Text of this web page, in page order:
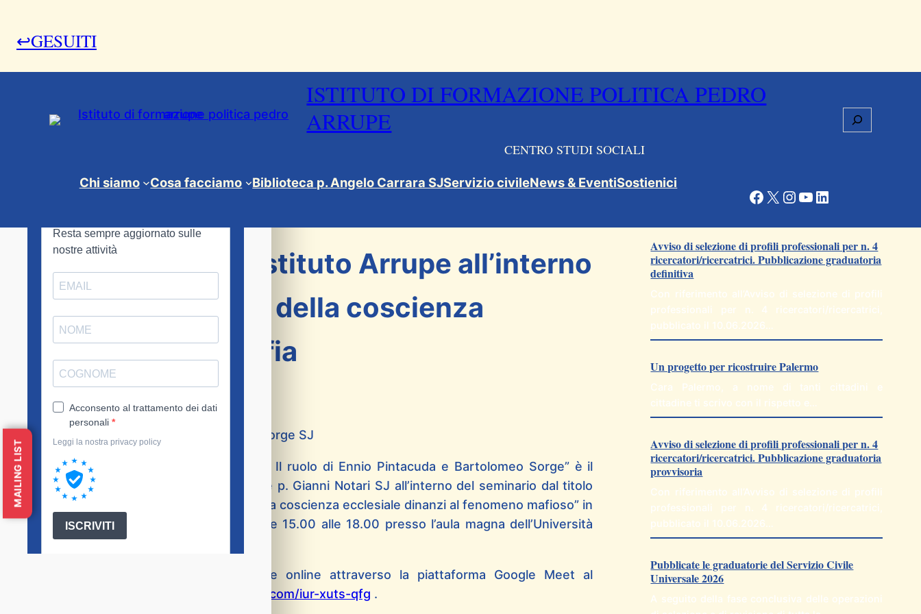
↩GESUITI
ISTITUTO DI FORMAZIONE POLITICA PEDRO
ARRUPE
CENTRO STUDI SOCIALI
Cerca
Chi siamo Cosa facciamo Biblioteca p. Angelo Carrara SJServizio civileNews & EventiSostienici
Facebook X Instagram YouTube LinkedIn
21 Marzo 2022
Il contributo dell’Istituto Arrupe all’interno
della maturazione della coscienza
ecclesiale antimafia
p. Ennio Pintacuda SJ e p. Bartolomeo Sorge SJ
“Il contributo dell’Istituto Pedro Arrupe. Il ruolo di Ennio Pintacuda e Bartolomeo Sorge” è il
titolo dell’intervento del nostro direttore p. Gianni Notari SJ all’interno del seminario dal titolo
“Le Chiese di Sicilia e la maturazione della coscienza ecclesiale dinanzi al fenomeno mafioso” in
programma giovedì 24 marzo 2022 dalle 15.00 alle 18.00 presso l’aula magna dell’Università
LUMSA di Palermo.
Sarà possibile seguire l’incontro anche online attraverso la piattaforma Google Meet al
https://meet.google.com/iur-xuts-qfg .
Avviso di selezione di profili professionali per n. 4
ricercatori/ricercatrici. Pubblicazione graduatoria
definitiva
Con riferimento all’Avviso di selezione di profili
professionali per n. 4 ricercatori/ricercatrici,
pubblicato il 10.06.2026…
Un progetto per ricostruire Palermo
Cara Palermo, a nome di tanti cittadini e
cittadine ti scrivo con il rispetto e…
Avviso di selezione di profili professionali per n. 4
ricercatori/ricercatrici. Pubblicazione graduatoria
provvisoria
Con riferimento all’Avviso di selezione di profili
professionali per n. 4 ricercatori/ricercatrici,
pubblicato il 10.06.2026…
Pubblicate le graduatorie del Servizio Civile
Universale 2026
A seguito della fase conclusiva delle operazioni
MAILING LIST